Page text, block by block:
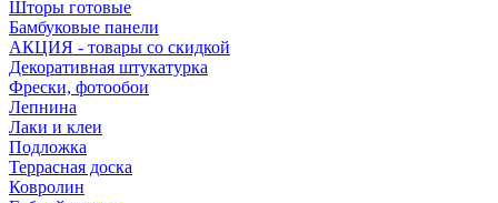
Шторы готовые
Бамбуковые панели
АКЦИЯ - товары со скидкой
Декоративная штукатурка
Фрески, фотообои
Лепнина
Лаки и клеи
Подложка
Террасная доска
Ковролин